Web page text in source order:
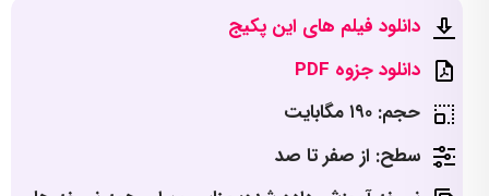
دانلود فیلم های این پکیج
دانلود جزوه PDF
حجم: ۱۹۰ مگابایت
سطح: از صفر تا صد